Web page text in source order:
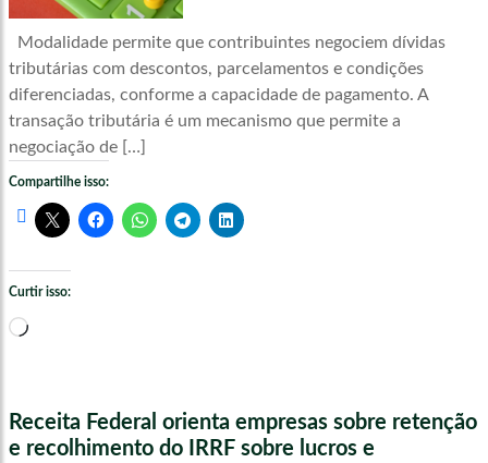
Modalidade permite que contribuintes negociem dívidas
tributárias com descontos, parcelamentos e condições
diferenciadas, conforme a capacidade de pagamento. A
transação tributária é um mecanismo que permite a
negociação de […]
Compartilhe isso:
Curtir isso:
Carregando...
Receita Federal orienta empresas sobre retenção
e recolhimento do IRRF sobre lucros e